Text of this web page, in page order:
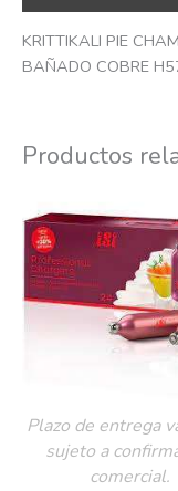
KRITTIKALI PIE
BAÑADO COBRE
Productos
Plazo de entrega
sujeto a
comercial.